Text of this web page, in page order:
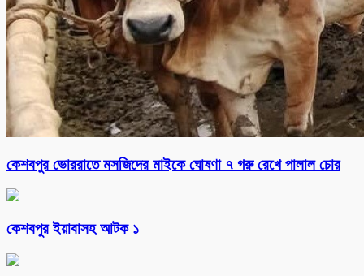
কেশবপুর ভোররাতে মসজিদের মাইকে ঘোষণা ৭ গরু রেখে পালাল চোর
কেশবপুর ইয়াবাসহ আটক ১